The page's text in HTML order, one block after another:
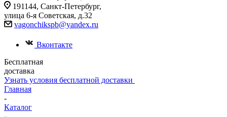
191144, Санкт-Петербург,
улица 6-я Советская, д.32
vagonchikspb@yandex.ru
Вконтакте
Бесплатная
доставка
Узнать условия бесплатной доставки
Главная
-
Каталог